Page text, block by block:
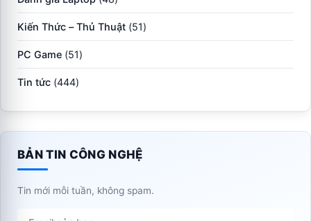
Kiến Thức – Thủ Thuật (51)
PC Game (51)
Tin tức (444)
BẢN TIN CÔNG NGHỆ
Tin mới mỗi tuần, không spam.